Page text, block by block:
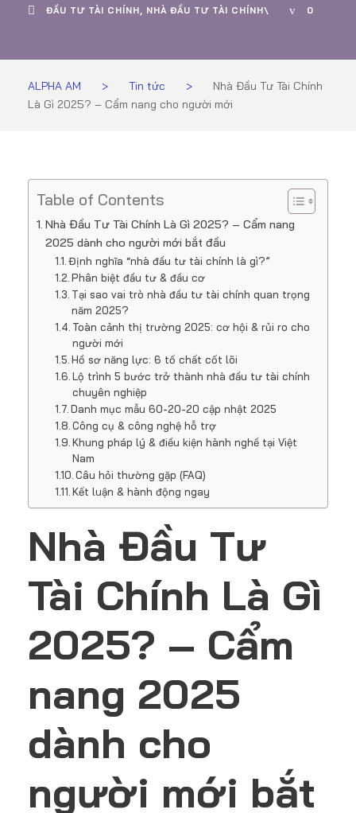
ĐẦU TƯ TÀI CHÍNH, NHÀ ĐẦU TƯ TÀI CHÍNH\ 0
ALPHA AM > Tin tức >
Nhà Đầu Tư Tài Chính
Là Gì 2025? – Cẩm nang cho người mới
Table of Contents
Nhà Đầu Tư Tài Chính Là Gì 2025? – Cẩm nang
2025 dành cho người mới bắt đầu
Định nghĩa “nhà đầu tư tài chính là gì?”
Phân biệt đầu tư & đầu cơ
Tại sao vai trò nhà đầu tư tài chính quan trọng
năm 2025?
Toàn cảnh thị trường 2025: cơ hội & rủi ro cho
người mới
Hồ sơ năng lực: 6 tố chất cốt lõi
Lộ trình 5 bước trở thành nhà đầu tư tài chính
chuyên nghiệp
Danh mục mẫu 60-20-20 cập nhật 2025
Công cụ & công nghệ hỗ trợ
Khung pháp lý & điều kiện hành nghề tại Việt
Nam
Câu hỏi thường gặp (FAQ)
Kết luận & hành động ngay
Nhà Đầu Tư
Tài Chính Là Gì
2025? – Cẩm
nang 2025
dành cho
người mới bắt